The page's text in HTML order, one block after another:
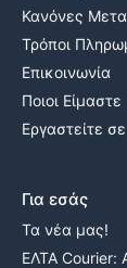
Κανόνες
Τρόποι
Επικοινωνία
Ποιοι Είμαστε
Εργαστείτε
Για εσάς
Τα νέα μας!
ΕΛΤΑ Courier: